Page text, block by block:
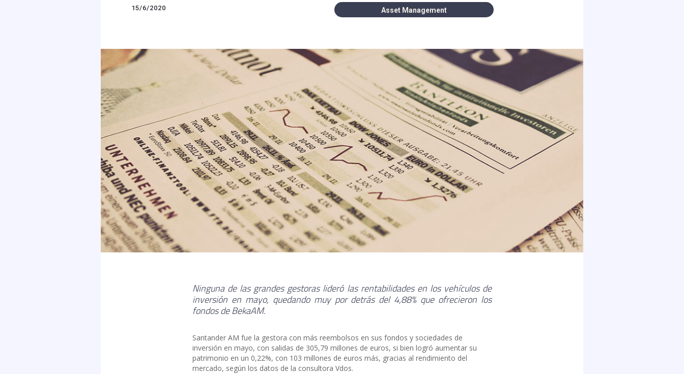
15/6/2020 Asset Management
Ninguna de las grandes gestoras lideró las rentabilidades en los vehículos de
inversión en mayo, quedando muy por detrás del 4,88% que ofrecieron los
fondos de BekaAM.
Santander AM fue la gestora con más reembolsos en sus fondos y sociedades de
inversión en mayo, con salidas de 305,79 millones de euros, si bien logró aumentar su
patrimonio en un 0,22%, con 103 millones de euros más, gracias al rendimiento del
mercado, según los datos de la consultora Vdos.